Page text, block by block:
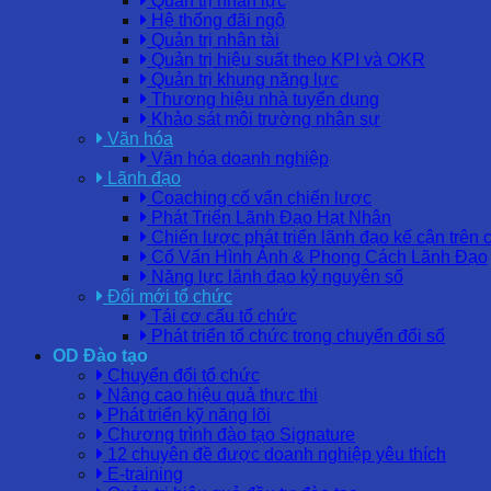
Hệ thống đãi ngộ
Quản trị nhân tài
Quản trị hiệu suất theo KPI và OKR
Quản trị khung năng lực
Thương hiệu nhà tuyển dụng
Khảo sát môi trường nhân sự
Văn hóa
Văn hóa doanh nghiệp
Lãnh đạo
Coaching cố vấn chiến lược
Phát Triển Lãnh Đạo Hạt Nhân
Chiến lược phát triển lãnh đạo kế cận trên
Cố Vấn Hình Ảnh & Phong Cách Lãnh Đạo
Năng lực lãnh đạo kỷ nguyên số
Đổi mới tổ chức
Tái cơ cấu tổ chức
Phát triển tổ chức trong chuyển đổi số
OD Đào tạo
Chuyển đổi tổ chức
Nâng cao hiệu quả thực thi
Phát triển kỹ năng lõi
Chương trình đào tạo Signature
12 chuyên đề được doanh nghiệp yêu thích
E-training